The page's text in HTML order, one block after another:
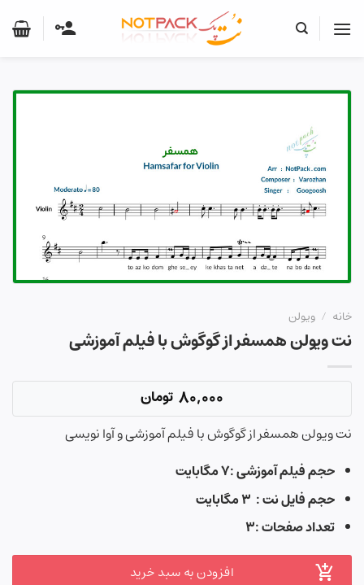
خانه / ویولن
نت ویولن همسفر از گوگوش با فیلم آموزشی
80,000 تومان
نت ویولن همسفر از گوگوش با فیلم آموزشی و آوا نویسی
حجم فیلم آموزشی :۷ مگابایت
حجم فایل نت : ۳ مگابایت
تعداد صفحات :۳
افزودن به سبد خرید